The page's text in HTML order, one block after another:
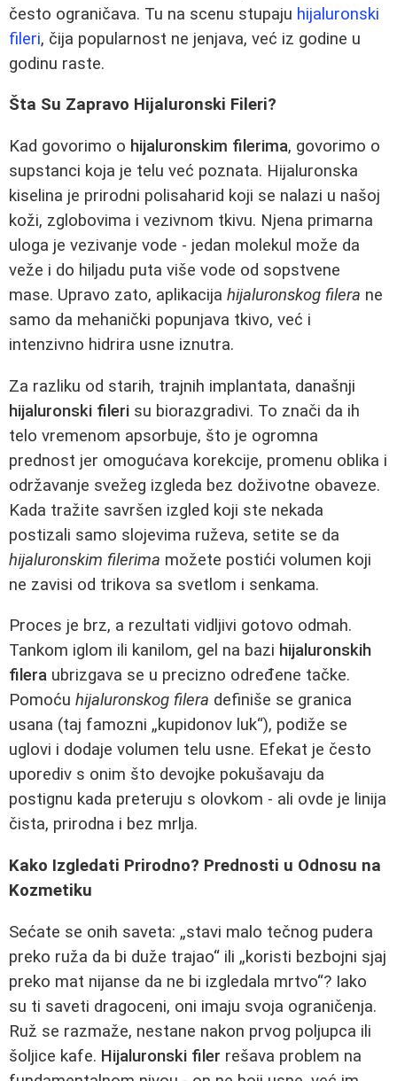
često ograničava. Tu na scenu stupaju hijaluronski
fileri, čija popularnost ne jenjava, već iz godine u
godinu raste.
Šta Su Zapravo Hijaluronski Fileri?
Kad govorimo o hijaluronskim filerima, govorimo o
supstanci koja je telu već poznata. Hijaluronska
kiselina je prirodni polisaharid koji se nalazi u našoj
koži, zglobovima i vezivnom tkivu. Njena primarna
uloga je vezivanje vode - jedan molekul može da
veže i do hiljadu puta više vode od sopstvene
mase. Upravo zato, aplikacija hijaluronskog filera ne
samo da mehanički popunjava tkivo, već i
intenzivno hidrira usne iznutra.
Za razliku od starih, trajnih implantata, današnji
hijaluronski fileri su biorazgradivi. To znači da ih
telo vremenom apsorbuje, što je ogromna
prednost jer omogućava korekcije, promenu oblika i
održavanje svežeg izgleda bez doživotne obaveze.
Kada tražite savršen izgled koji ste nekada
postizali samo slojevima ruževa, setite se da
hijaluronskim filerima možete postići volumen koji
ne zavisi od trikova sa svetlom i senkama.
Proces je brz, a rezultati vidljivi gotovo odmah.
Tankom iglom ili kanilom, gel na bazi hijaluronskih
filera ubrizgava se u precizno određene tačke.
Pomoću hijaluronskog filera definiše se granica
usana (taj famozni „kupidonov luk“), podiže se
uglovi i dodaje volumen telu usne. Efekat je često
uporediv s onim što devojke pokušavaju da
postignu kada preteruju s olovkom - ali ovde je linija
čista, prirodna i bez mrlja.
Kako Izgledati Prirodno? Prednosti u Odnosu na
Kozmetiku
Sećate se onih saveta: „stavi malo tečnog pudera
preko ruža da bi duže trajao“ ili „koristi bezbojni sjaj
preko mat nijanse da ne bi izgledala mrtvo“? Iako
su ti saveti dragoceni, oni imaju svoja ograničenja.
Ruž se razmaže, nestane nakon prvog poljupca ili
šoljice kafe. Hijaluronski filer rešava problem na